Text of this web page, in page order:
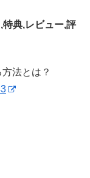
典,レビュー,評
法とは？